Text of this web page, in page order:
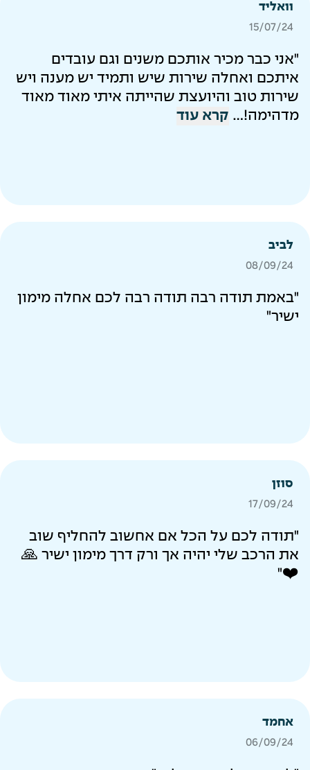
וואליד
15/07/24
"אני כבר מכיר אותכם משנים וגם עובדים
איתכם ואחלה שירות שיש ותמיד יש מענה ויש
שירות טוב והיועצת שהייתה איתי מאוד מאוד
מדהימה!... קרא עוד
לביב
08/09/24
"באמת תודה רבה תודה רבה לכם אחלה מימון
ישיר"
סוזן
17/09/24
"תודה לכם על הכל אם אחשוב להחליף שוב
את הרכב שלי יהיה אך ורק דרך מימון ישיר 🙏
❤️"
אחמד
06/09/24